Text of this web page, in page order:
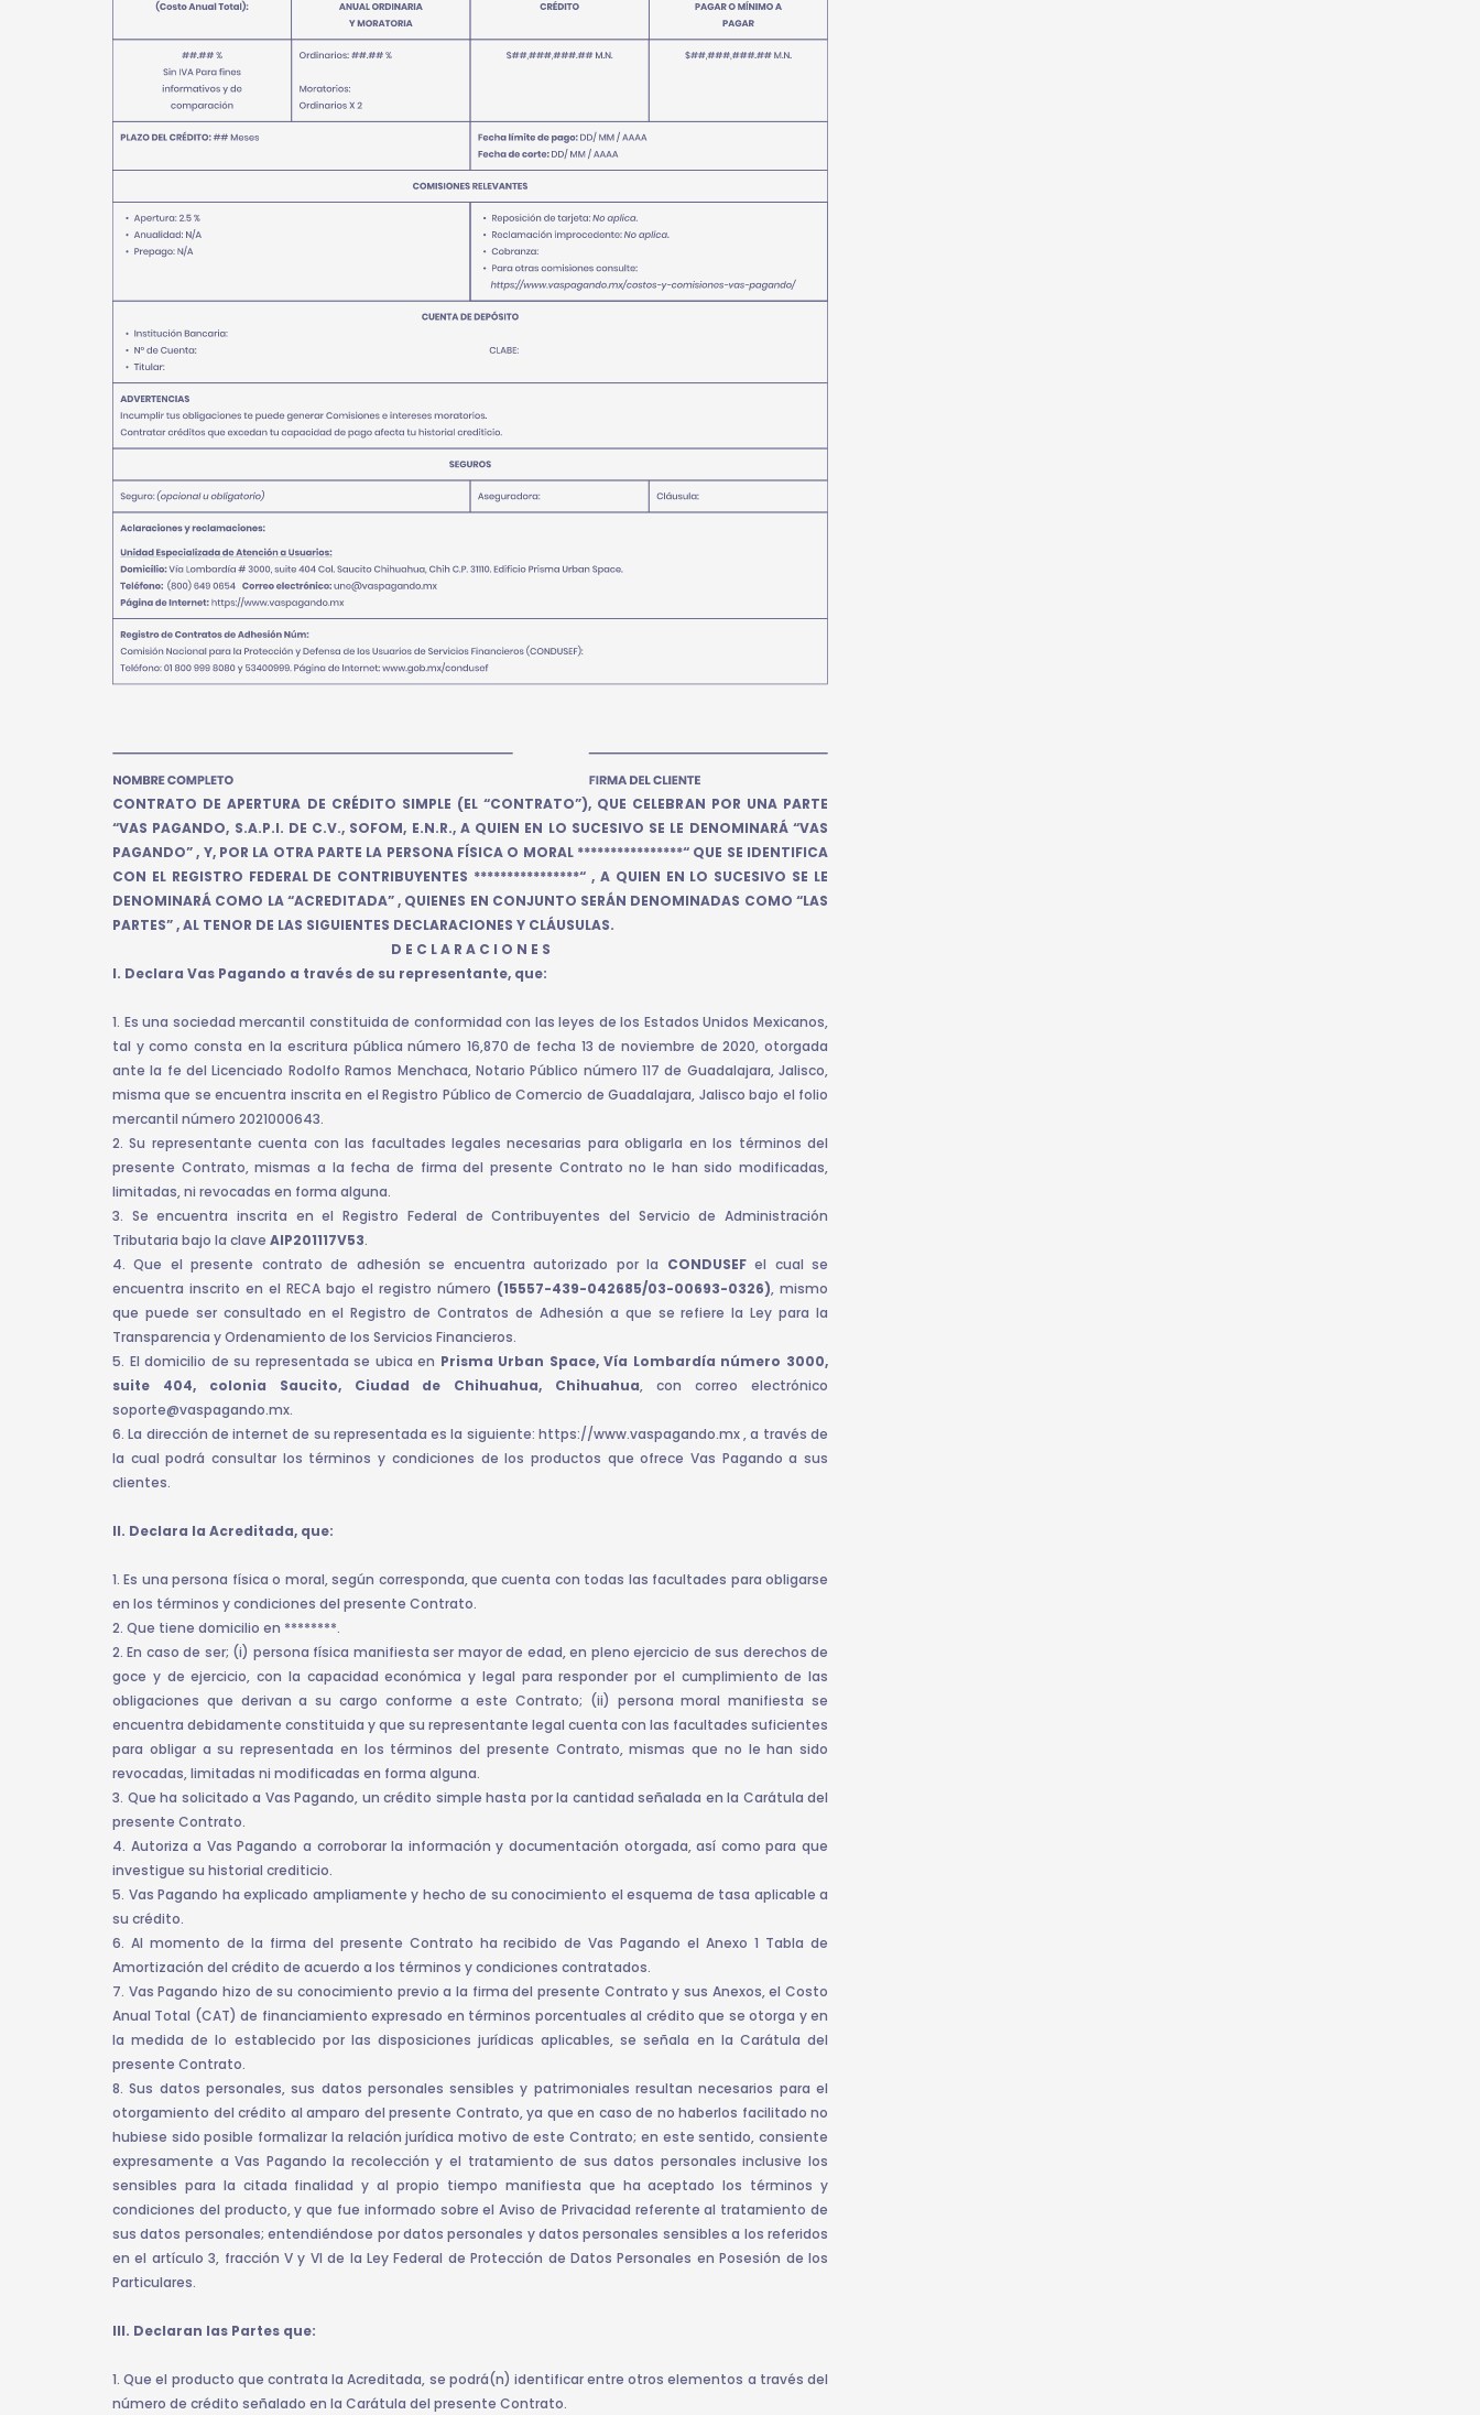
CONTRATO DE APERTURA DE CRÉDITO SIMPLE (EL “CONTRATO”), QUE CELEBRAN POR UNA PARTE
“VAS PAGANDO, S.A.P.I. DE C.V., SOFOM, E.N.R., A QUIEN EN LO SUCESIVO SE LE DENOMINARÁ “VAS
PAGANDO” , Y, POR LA OTRA PARTE LA PERSONA FÍSICA O MORAL ****************“ QUE SE IDENTIFICA
CON EL REGISTRO FEDERAL DE CONTRIBUYENTES ****************“ , A QUIEN EN LO SUCESIVO SE LE
DENOMINARÁ COMO LA “ACREDITADA” , QUIENES EN CONJUNTO SERÁN DENOMINADAS COMO “LAS
PARTES” , AL TENOR DE LAS SIGUIENTES DECLARACIONES Y CLÁUSULAS.
D E C L A R A C I O N E S
I. Declara Vas Pagando a través de su representante, que:
1. Es una sociedad mercantil constituida de conformidad con las leyes de los Estados Unidos Mexicanos,
tal y como consta en la escritura pública número 16,870 de fecha 13 de noviembre de 2020, otorgada
ante la fe del Licenciado Rodolfo Ramos Menchaca, Notario Público número 117 de Guadalajara, Jalisco,
misma que se encuentra inscrita en el Registro Público de Comercio de Guadalajara, Jalisco bajo el folio
mercantil número 2021000643.
2. Su representante cuenta con las facultades legales necesarias para obligarla en los términos del
presente Contrato, mismas a la fecha de firma del presente Contrato no le han sido modificadas,
limitadas, ni revocadas en forma alguna.
3. Se encuentra inscrita en el Registro Federal de Contribuyentes del Servicio de Administración
Tributaria bajo la clave AIP201117V53.
4. Que el presente contrato de adhesión se encuentra autorizado por la CONDUSEFel cual se
encuentra inscrito en el RECA bajo el registro número (15557-439-042685/03-00693-0326), mismo
que puede ser consultado en el Registro de Contratos de Adhesión a que se refiere la Ley para la
Transparencia y Ordenamiento de los Servicios Financieros.
5. El domicilio de su representada se ubica en Prisma Urban Space, Vía Lombardía número 3000,
suite 404, colonia Saucito, Ciudad de Chihuahua, Chihuahua, con correo electrónico
soporte@vaspagando.mx.
6. La dirección de internet de su representada es la siguiente: https://www.vaspagando.mx , a través de
la cual podrá consultar los términos y condiciones de los productos que ofrece Vas Pagando a sus
clientes.
II. Declara la Acreditada, que:
1. Es una persona física o moral, según corresponda, que cuenta con todas las facultades para obligarse
en los términos y condiciones del presente Contrato.
2. Que tiene domicilio en ********.
2. En caso de ser; (i) persona física manifiesta ser mayor de edad, en pleno ejercicio de sus derechos de
goce y de ejercicio, con la capacidad económica y legal para responder por el cumplimiento de las
obligaciones que derivan a su cargo conforme a este Contrato; (ii) persona moral manifiesta se
encuentra debidamente constituida y que su representante legal cuenta con las facultades suficientes
para obligar a su representada en los términos del presente Contrato, mismas que no le han sido
revocadas, limitadas ni modificadas en forma alguna.
3. Que ha solicitado a Vas Pagando, un crédito simple hasta por la cantidad señalada en la Carátula del
presente Contrato.
4. Autoriza a Vas Pagando a corroborar la información y documentación otorgada, así como para que
investigue su historial crediticio.
5. Vas Pagando ha explicado ampliamente y hecho de su conocimiento el esquema de tasa aplicable a
su crédito.
6. Al momento de la firma del presente Contrato ha recibido de Vas Pagando el Anexo 1 Tabla de
Amortización del crédito de acuerdo a los términos y condiciones contratados.
7. Vas Pagando hizo de su conocimiento previo a la firma del presente Contrato y sus Anexos, el Costo
Anual Total (CAT) de financiamiento expresado en términos porcentuales al crédito que se otorga y en
la medida de lo establecido por las disposiciones jurídicas aplicables, se señala en la Carátula del
presente Contrato.
8. Sus datos personales, sus datos personales sensibles y patrimoniales resultan necesarios para el
otorgamiento del crédito al amparo del presente Contrato, ya que en caso de no haberlos facilitado no
hubiese sido posible formalizar la relación jurídica motivo de este Contrato; en este sentido, consiente
expresamente a Vas Pagando la recolección y el tratamiento de sus datos personales inclusive los
sensibles para la citada finalidad y al propio tiempo manifiesta que ha aceptado los términos y
condiciones del producto, y que fue informado sobre el Aviso de Privacidad referente al tratamiento de
sus datos personales; entendiéndose por datos personales y datos personales sensibles a los referidos
en el artículo 3, fracción V y VI de la Ley Federal de Protección de Datos Personales en Posesión de los
Particulares.
III. Declaran las Partes que:
1. Que el producto que contrata la Acreditada, se podrá(n) identificar entre otros elementos a través del
número de crédito señalado en la Carátula del presente Contrato.